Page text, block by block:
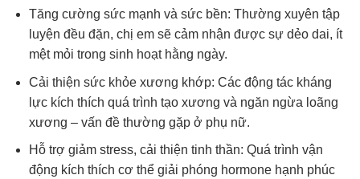
Tăng cường sức mạnh và sức bền: Thường xuyên tập
luyện đều đặn, chị em sẽ cảm nhận được sự dẻo dai, ít
mệt mỏi trong sinh hoạt hằng ngày.
Cải thiện sức khỏe xương khớp: Các động tác kháng
lực kích thích quá trình tạo xương và ngăn ngừa loãng
xương – vấn đề thường gặp ở phụ nữ.
Hỗ trợ giảm stress, cải thiện tinh thần: Quá trình vận
động kích thích cơ thể giải phóng hormone hạnh phúc